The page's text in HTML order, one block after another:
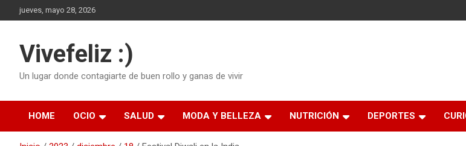
Saltar
al
jueves, mayo 28, 2026
Vivefeliz :)
Un lugar donde contagiarte de buen rollo y ganas de vivir
HOME OCIO SALUD MODA Y BELLEZA NUTRICIÓN DEPORTES